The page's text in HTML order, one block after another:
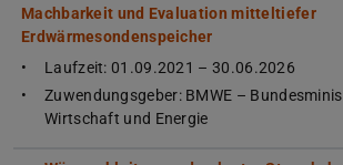
Machbarkeit und Evaluation mitteltiefer
Erdwärmesondenspeicher
Laufzeit: 01.09.2021 – 30.06.2026
Zuwendungsgeber: BMWE –
Wirtschaft und Energie